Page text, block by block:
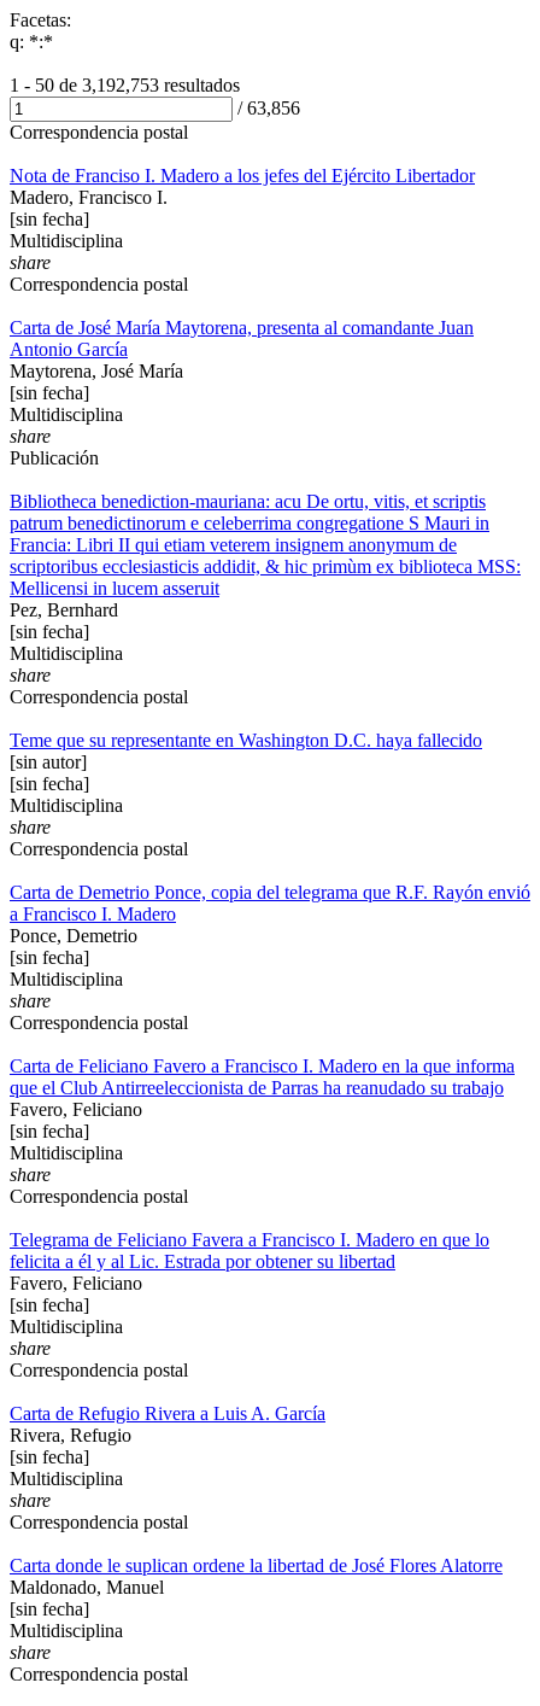
Facetas:
q: *:*
1 - 50 de 3,192,753 resultados
/63,856
Correspondencia postal
Nota de Franciso I. Madero a los jefes del Ejército Libertador
Madero, Francisco I.
[sin fecha]
Multidisciplina
share
Correspondencia postal
Carta de José María Maytorena, presenta al comandante Juan
Antonio García
Maytorena, José María
[sin fecha]
Multidisciplina
share
Publicación
Bibliotheca benediction-mauriana: acu De ortu, vitis, et scriptis
patrum benedictinorum e celeberrima congregatione S Mauri in
Francia: Libri II qui etiam veterem insignem anonymum de
scriptoribus ecclesiasticis addidit, & hic primùm ex biblioteca MSS:
Mellicensi in lucem asseruit
Pez, Bernhard
[sin fecha]
Multidisciplina
share
Correspondencia postal
Teme que su representante en Washington D.C. haya fallecido
[sin autor]
[sin fecha]
Multidisciplina
share
Correspondencia postal
Carta de Demetrio Ponce, copia del telegrama que R.F. Rayón envió
a Francisco I. Madero
Ponce, Demetrio
[sin fecha]
Multidisciplina
share
Correspondencia postal
Carta de Feliciano Favero a Francisco I. Madero en la que informa
que el Club Antirreeleccionista de Parras ha reanudado su trabajo
Favero, Feliciano
[sin fecha]
Multidisciplina
share
Correspondencia postal
Telegrama de Feliciano Favera a Francisco I. Madero en que lo
felicita a él y al Lic. Estrada por obtener su libertad
Favero, Feliciano
[sin fecha]
Multidisciplina
share
Correspondencia postal
Carta de Refugio Rivera a Luis A. García
Rivera, Refugio
[sin fecha]
Multidisciplina
share
Correspondencia postal
Carta donde le suplican ordene la libertad de José Flores Alatorre
Maldonado, Manuel
[sin fecha]
Multidisciplina
share
Correspondencia postal